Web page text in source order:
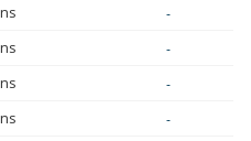
-
-
-
-